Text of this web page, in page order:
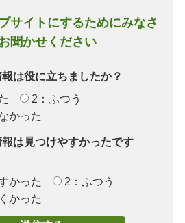
サイトにするためにみなさ
聞かせください
は役に立ちましたか？
2：ふつう
かった
は見つけやすかったです
かった
2：ふつう
かった